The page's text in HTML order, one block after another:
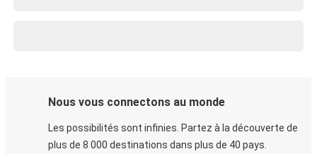
Nous vous connectons au monde
Les possibilités sont infinies. Partez à la découverte de
plus de 8 000 destinations dans plus de 40 pays.